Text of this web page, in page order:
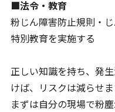
■法令・教育
粉じん障害防止規則・
特別教育を実施する
正しい知識を持ち、発
けば、リスクは減らせま
まずは自分の現場で粉